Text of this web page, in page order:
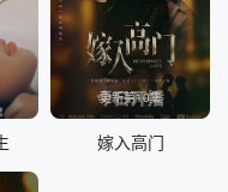
更新第10集
嫁入高门